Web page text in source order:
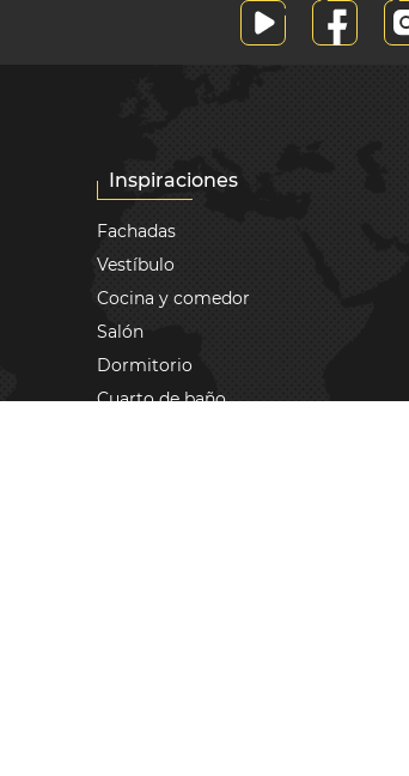
Inspiraciones
Fachadas
Vestíbulo
Cocina y comedor
Salón
Dormitorio
Cuarto de baño